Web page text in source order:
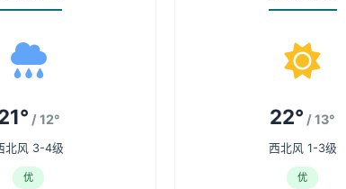
/ 12°
北风 3-4级
优
22° / 13°
西北风 1-3级
优